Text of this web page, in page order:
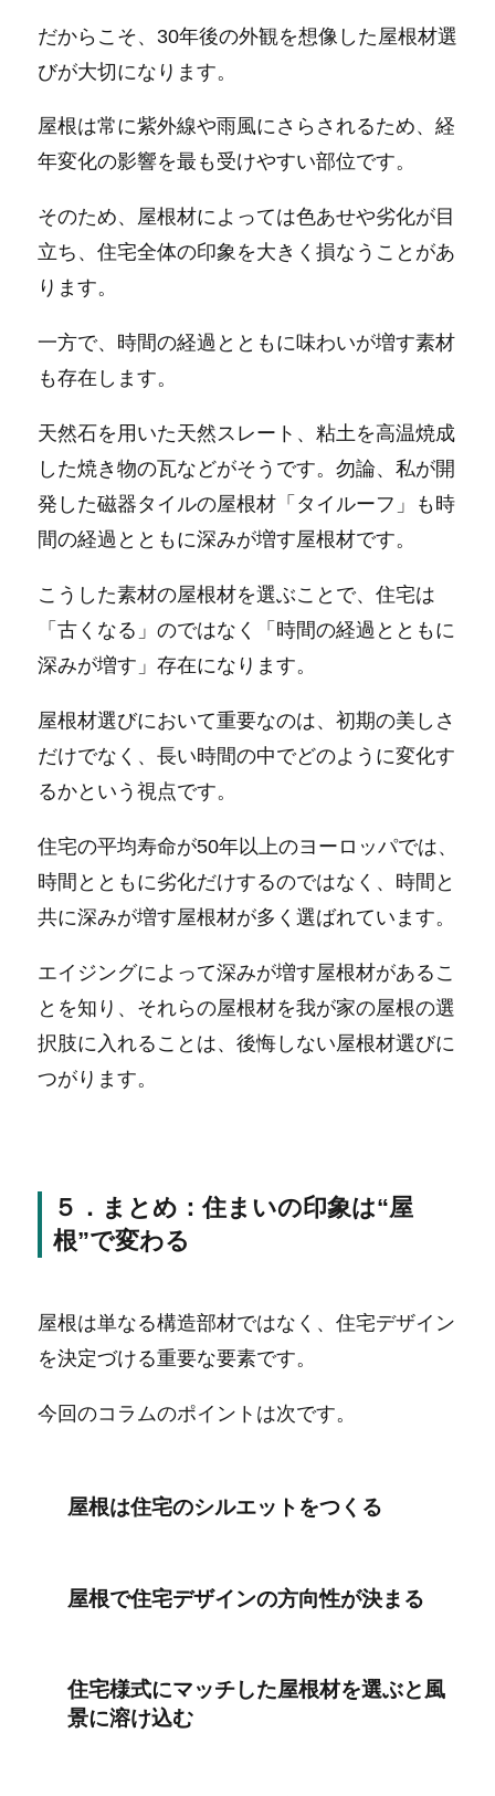
だからこそ、30年後の外観を想像した屋根材選
びが大切になります。
屋根は常に紫外線や雨風にさらされるため、経
年変化の影響を最も受けやすい部位です。
そのため、屋根材によっては色あせや劣化が目
立ち、住宅全体の印象を大きく損なうことがあ
ります。
一方で、時間の経過とともに味わいが増す素材
も存在します。
天然石を用いた天然スレート、粘土を高温焼成
した焼き物の瓦などがそうです。勿論、私が開
発した磁器タイルの屋根材「タイルーフ」も時
間の経過とともに深みが増す屋根材です。
こうした素材の屋根材を選ぶことで、住宅は
「古くなる」のではなく「時間の経過とともに
深みが増す」存在になります。
屋根材選びにおいて重要なのは、初期の美しさ
だけでなく、長い時間の中でどのように変化す
るかという視点です。
住宅の平均寿命が50年以上のヨーロッパでは、
時間とともに劣化だけするのではなく、時間と
共に深みが増す屋根材が多く選ばれています。
エイジングによって深みが増す屋根材があるこ
とを知り、それらの屋根材を我が家の屋根の選
択肢に入れることは、後悔しない屋根材選びに
つがります。
５．まとめ：住まいの印象は“屋
根”で変わる
屋根は単なる構造部材ではなく、住宅デザイン
を決定づける重要な要素です。
今回のコラムのポイントは次です。
屋根は住宅のシルエットをつくる
屋根で住宅デザインの方向性が決まる
住宅様式にマッチした屋根材を選ぶと風
景に溶け込む